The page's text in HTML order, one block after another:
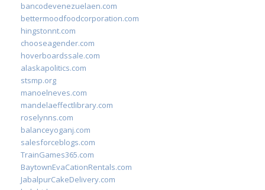
bancodevenezuelaen.com
bettermoodfoodcorporation.com
hingstonnt.com
chooseagender.com
hoverboardssale.com
alaskapolitics.com
stsmp.org
manoelneves.com
mandelaeffectlibrary.com
roselynns.com
balanceyoganj.com
salesforceblogs.com
TrainGames365.com
BaytownEvaCationRentals.com
JabalpurCakeDelivery.com